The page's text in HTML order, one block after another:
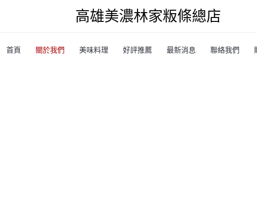
高雄美濃林家粄條總店
首頁 關於我們 美味料理 好評推薦 最新消息 聯絡我們